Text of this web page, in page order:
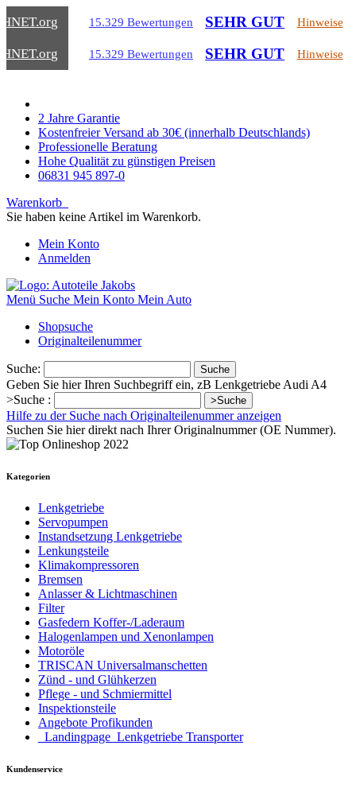
.org 15.329 Bewertungen SEHR GUT Hinweise
.org 15.329 Bewertungen SEHR GUT Hinweise
2 Jahre Garantie
Kostenfreier Versand ab 30€ (innerhalb Deutschlands)
Professionelle Beratung
Hohe Qualität zu günstigen Preisen
06831 945 897-0
Warenkorb
Sie haben keine Artikel im Warenkorb.
Mein Konto
Anmelden
Menü Suche Mein Konto Mein Auto
Shopsuche
Originalteilenummer
Suche: Suche
Geben Sie hier Ihren Suchbegriff ein, zB Lenkgetriebe Audi A4
>Suche :
>Suche
Hilfe zu der Suche nach Originalteilenummer anzeigen
Suchen Sie hier direkt nach Ihrer Originalnummer (OE Nummer).
Kategorien
Lenkgetriebe
Servopumpen
Instandsetzung Lenkgetriebe
Lenkungsteile
Klimakompressoren
Bremsen
Anlasser & Lichtmaschinen
Filter
Gasfedern Koffer-/Laderaum
Halogenlampen und Xenonlampen
Motoröle
TRISCAN Universalmanschetten
Zünd - und Glühkerzen
Pflege - und Schmiermittel
Inspektionsteile
Angebote Profikunden
_Landingpage_Lenkgetriebe Transporter
Kundenservice